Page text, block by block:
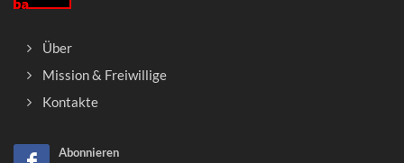
Über
Mission & Freiwillige
Kontakte
Abonnieren